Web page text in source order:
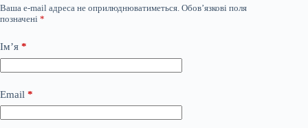
Ваша e-mail адреса не оприлюднюватиметься. Обов’язкові поля
позначені *
Ім’я *
Email *